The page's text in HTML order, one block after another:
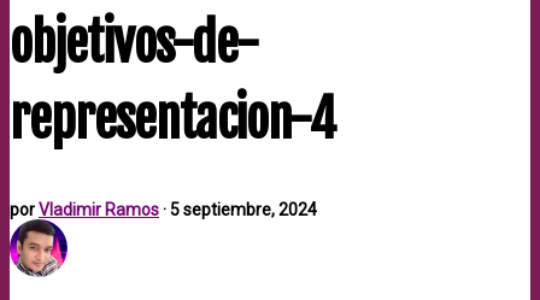
objetivos-de-
representacion-4
porVladimir Ramos·5 septiembre, 2024